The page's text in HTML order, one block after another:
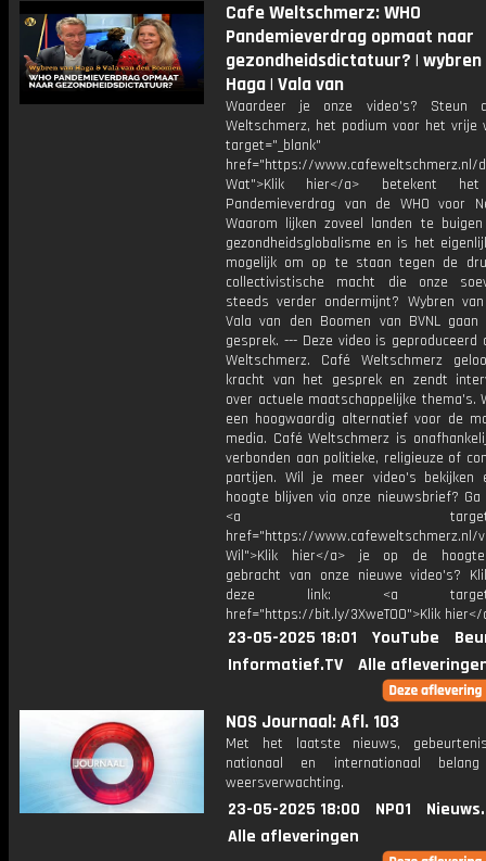
Cafe Weltschmerz: WHO
Pandemieverdrag opmaat naar
gezondheidsdictatuur? | wybren
Haga | Vala van
Waardeer je onze video's? Steun
Weltschmerz, het podium voor het vrije
target="_blank"
href="https://www.cafeweltschmerz.nl/
Wat">Klik hier</a> betekent
Pandemieverdrag van de WHO voor
Waarom lijken zoveel landen te
gezondheidsglobalisme en is het
mogelijk om op te staan tegen de
collectivistische macht die onze
steeds verder ondermijnt? Wybren
Vala van den Boomen van BVNL
gesprek. --- Deze video is geproduceerd
Weltschmerz. Café Weltschmerz
kracht van het gesprek en zendt
over actuele maatschappelijke thema's.
een hoogwaardig alternatief voor de
media. Café Weltschmerz is
verbonden aan politieke, religieuze of
partijen. Wil je meer video's bekijken
hoogte blijven via onze nieuwsbrief? Ga
<a
href="https://www.cafeweltschmerz.nl/
Wil">Klik hier</a> je op de
gebracht van onze nieuwe video's?
deze link: <a
href="https://bit.ly/3XweTO0">Klik hier</
23-05-2025 18:01 YouTube
Informatief.TV
Alle
NOS Journaal: Afl. 103
Met het laatste nieuws,
nationaal en internationaal
weersverwachting.
23-05-2025 18:00 NPO1
Alle afleveringen